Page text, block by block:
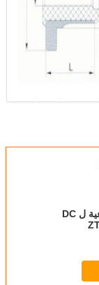
75 قطاعات العاكس الصناعية ل DC